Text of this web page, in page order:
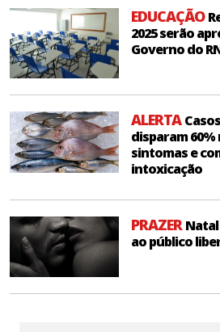
EDUCAÇÃO
2025 serão
Governo do
ALERTA
disparam 60%
sintomas e
intoxicação
PRAZER
ao público